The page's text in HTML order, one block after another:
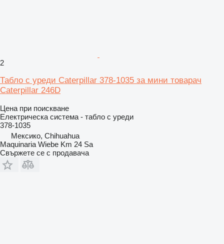
2
Табло с уреди Caterpillar 378-1035 за мини товарач
Caterpillar 246D
Цена при поискване
Електрическа система - табло с уреди
378-1035
Мексико, Chihuahua
Maquinaria Wiebe Km 24 Sa
Свържете се с продавача